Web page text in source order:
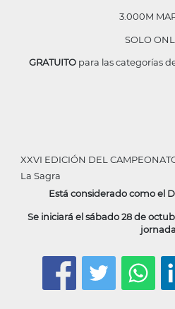
3.000M
SOLO
GRATUITO para las categorías
XXVI EDICIÓN DEL
La Sagra
Está considerado como el
Se iniciará el sábado 28 de
jornada